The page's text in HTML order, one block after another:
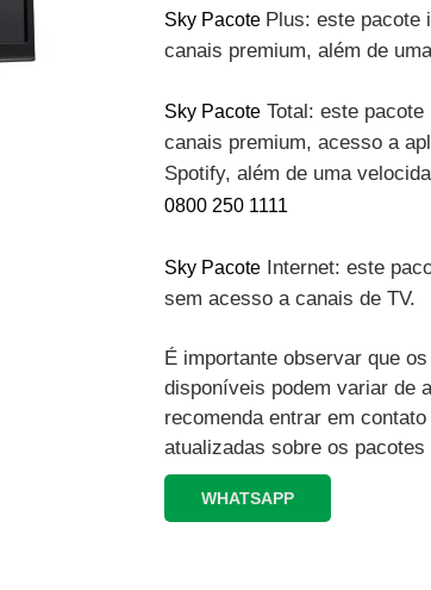
Sky Pacote Plus: este pacote
canais premium, além de
Sky Pacote Total: este
canais premium, acesso a
Spotify, além de uma
0800 250 1111
Sky Pacote Internet: este
sem acesso a canais de TV.
É importante observar que
disponíveis podem variar de
recomenda entrar em
atualizadas sobre os
WHATSAPP